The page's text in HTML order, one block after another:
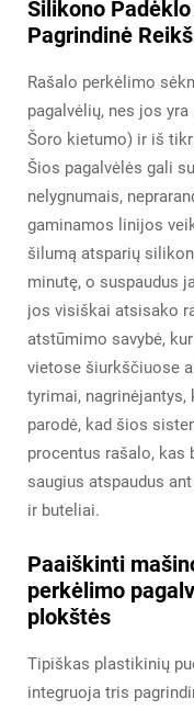
Silikono
Pagrindinė
Rašalo perkėlimo
pagalvėlių, nes jos
Šoro kietumo) ir iš
Šios pagalvėlės gali
nelygnumais,
gaminamos linijos
šilumą atsparių
minutę, o suspaudus
jos visiškai atsisako
atstūmimo savybė,
vietose šiurkščiuose
tyrimai,
parodė, kad šios
procentus rašalo, kas
saugius atspaudus
ir buteliai.
Paaiškinti
perkėlimo
plokštės
Tipiškas plastikinių
integruoja tris